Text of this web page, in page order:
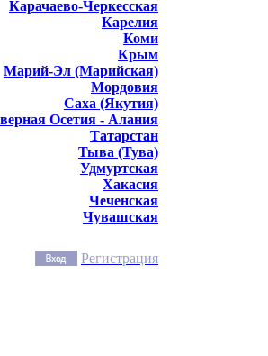
Карачаево-Черкесская
Карелия
Коми
Крым
Марий-Эл (Марийская)
Мордовия
Саха (Якутия)
Осетия - Алания
Татарстан
Тыва (Тува)
Удмуртская
Хакасия
Чеченская
Чувашская
Регистрация